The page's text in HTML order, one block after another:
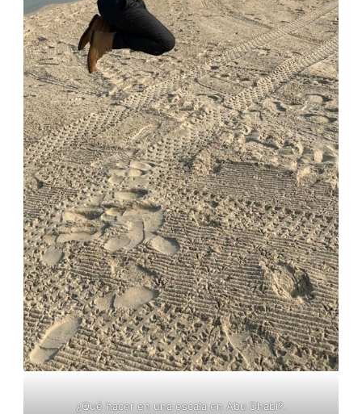
¿Qué hacer en una escala en Abu Dhabi?.